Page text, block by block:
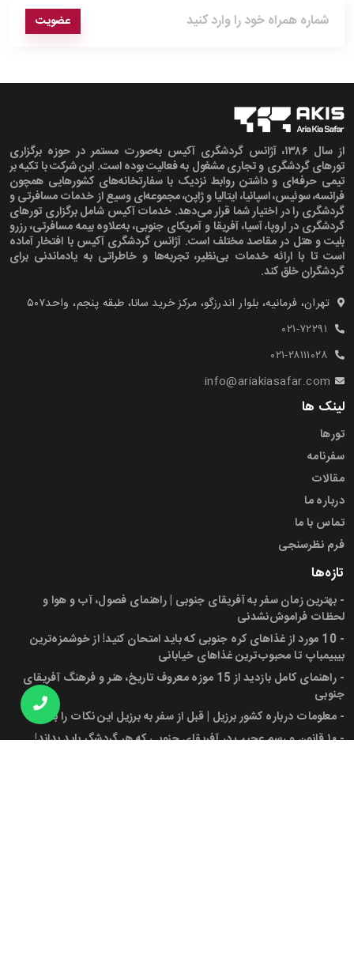
عضویت
از سال ۱۳۸۶، آژانس گردشگری آکیس به‌صورت مستمر در حوزه برگزاری
تورهای گردشگری و تجاری مشغول به فعالیت بوده است. این شرکت با تکیه بر
تیمی حرفه‌ای و داشتن روابط نزدیک با سفارتخانه‌های کشورهایی همچون
فرانسه، سوئیس، اسپانیا، ایتالیا و ژاپن، مجموعه‌ای وسیع از خدمات مسافرتی و
گردشگری را در اختیار شما قرار می‌دهد. خدمات آکیس شامل برگزاری تورهای
گردشگری در اروپا، آسیا، آفریقا و آمریکای جنوبی، به‌علاوه بیمه مسافرتی، رزرو
بلیت و هتل در مقاصد مختلف است. آژانس گردشگری آکیس با افتخار آماده
است تا با ارائه خدمات بی‌نظیر، تجربه‌ها و خاطراتی به یادماندنی برای
گردشگران خلق کند.
تهران، فرمانیه، بلوار اندرزگو، مرکز خرید سانا، طبقه پنجم، واحد۵۰۷‍
۰۲۱-۷۲۲۹۱
۰۲۱-۲۸۱۱۱۰۲۸
info@ariakiasafar.com
لینک ها
تورها
سفرنامه
مقالات
درباره ما
تماس با ما
فرم نظرسنجی
تازه‌ها
- بهترین زمان سفر به آفریقای جنوبی | راهنمای فصول، آب و هوا و
لحظات فراموش‌نشدنی
-
10 مورد از غذاهای کره جنوبی که باید امتحان کنید! از خوشمزه‌ترین
بیبیمباپ تا محبوب‌ترین غذاهای خیابانی
-
راهنمای کامل بازدید از 15 موزه معروف تاریخ، هنر و فرهنگ آفریقای
جنوبی
- معلومات درباره کشور برزیل | قبل از سفر به برزیل این نکات را بدانید!
-۱۰ قانون و رسم عجیب در آفریقای جنوبی که هر گردشگر باید بداند!